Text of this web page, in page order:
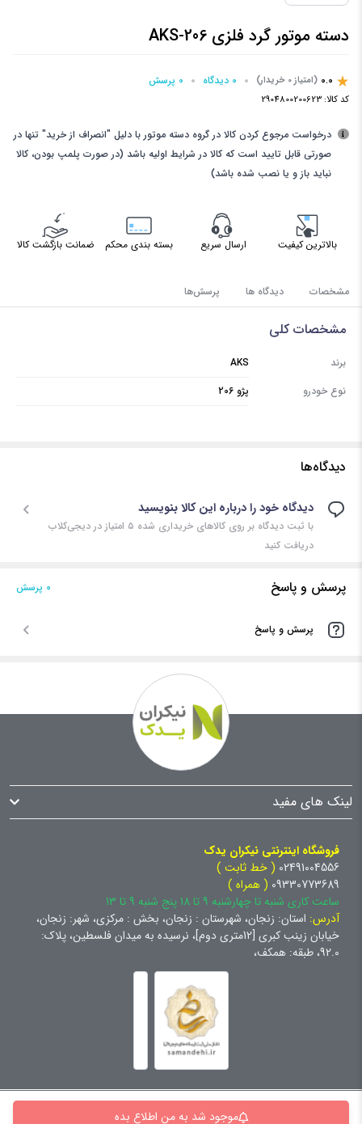
دسته موتور گرد فلزی 206-AKS
0.0 (امتیاز 0 خریدار) 0 دیدگاه 0 پرسش‌
کد کالا: 2904800200623
درخواست مرجوع کردن کالا در گروه دسته موتور با دلیل "انصراف از خرید" تنها در
صورتی قابل تایید است که کالا در شرایط اولیه باشد (در صورت پلمپ بودن، کالا
نباید باز و یا نصب شده باشد)
بالاترین کیفیت ارسال سریع بسته بندی محکم ضمانت بازگشت کالا
مشخصات دیدگاه ها پرسش‌ها
مشخصات کلی
برند
AKS
نوع خودرو
پژو 206
دیدگاه‌ها
دیدگاه خود را درباره این کالا بنویسید
با ثبت دیدگاه بر روی کالاهای خریداری شده ۵ امتیاز در دیجی‌کلاب
دریافت کنید
پرسش و پاسخ 0 پرسش‌
پرسش و پاسخ
موجود شد به من اطلاع بده
لینک های مفید
فروشگاه اینترنتی نیکران یدک
02491004556 ( خط ثابت )
09330773689 ( همراه )
ساعت کاری شنبه تا چهارشنبه 9 تا 18 پنج شنبه 9 تا 13
آدرس: استان: زنجان، شهرستان : زنجان، بخش : مرکزی، شهر: زنجان،
خیابان زینب کبری [12متری دوم]، نرسیده به میدان فلسطین، پلاک:
92.0، طبقه: همکف،
کلیه حقوق برای سایت نیکران یدک محفوظ است و هرگونه کپی برداری